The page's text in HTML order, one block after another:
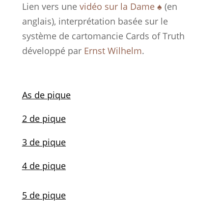
Lien vers une vidéo sur la Dame ♠ (en
anglais), interprétation basée sur le
système de cartomancie Cards of Truth
développé par Ernst Wilhelm.
As de pique
2 de pique
3 de pique
4 de pique
5 de pique